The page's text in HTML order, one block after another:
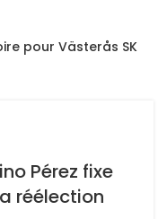
pour Västerås SK
Pérez fixe
réélection